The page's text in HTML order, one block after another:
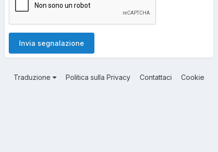
Invia segnalazione
Traduzione Politica sulla Privacy Contattaci Cookie